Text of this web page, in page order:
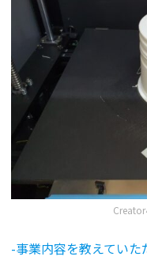
-事業内容を教えていた